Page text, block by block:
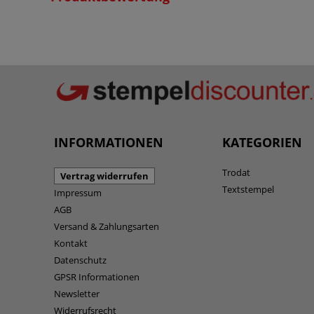
INFORMATIONEN
Vertrag widerrufen
Impressum
AGB
Versand & Zahlungsarten
Kontakt
Datenschutz
GPSR Informationen
Newsletter
Widerrufsrecht
KATEGORIEN
Trodat
Textstempel